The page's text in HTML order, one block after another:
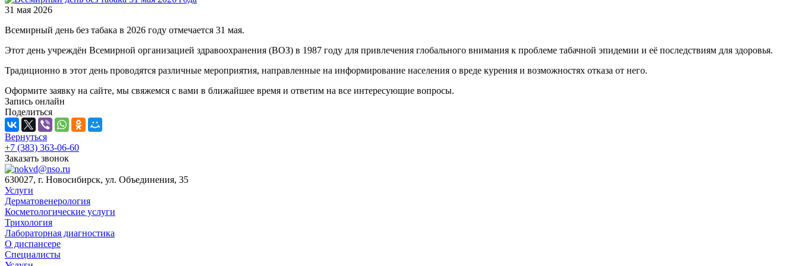
31 мая 2026
Всемирный день без табака в 2026 году отмечается 31 мая.
Этот день учреждён Всемирной организацией здравоохранения (ВОЗ) в 1987 году для привлечения глобального внимания к проблеме табачной эпидемии и её последствиям для здоровья.
Традиционно в этот день проводятся различные мероприятия, направленные на информирование населения о вреде курения и возможностях отказа от него.
Оформите заявку на сайте, мы свяжемся с вами в ближайшее время и ответим на все интересующие вопросы.
Запись онлайн
Поделиться
Вернуться
+7 (383) 363-06-60
Заказать звонок
630027, г. Новосибирск, ул. Объединения, 35
Услуги
Дерматовенерология
Косметологические услуги
Трихология
Лабораторная диагностика
О диспансере
Специалисты